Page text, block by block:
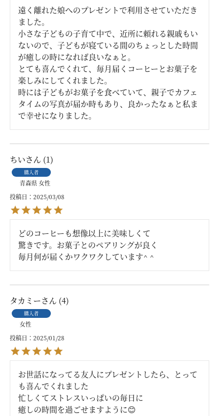
遠く離れた娘へのプレゼントで利用させていただき
ました。
小さな子どもの子育て中で、近所に頼れる親戚もい
ないので、子どもが寝ている間のちょっとした時間
が癒しの時になれば良いなぁと。
とても喜んでくれて、毎月届くコーヒーとお菓子を
楽しみにしてくれました。
時には子どもがお菓子を食べていて、親子でカフェ
タイムの写真が届か時もあり、良かったなぁと私ま
で幸せになりました。
ちい 1
購入者
青森県女性
投稿日
2025/03/08
どのコーヒーも想像以上に美味しくて
驚きです。お菓子とのペアリングが良く
毎月何が届くかワクワクしています^ ^
タカミー 4
購入者
女性
投稿日
2025/01/28
お世話になってる友人にプレゼントしたら、とって
も喜んでくれました
忙しくてストレスいっぱいの毎日に
癒しの時間を過ごせますように😊